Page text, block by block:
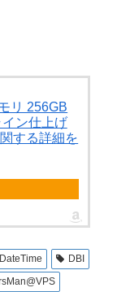
リ 256GB
ン仕上げ
する詳細を
DateTime
DBI